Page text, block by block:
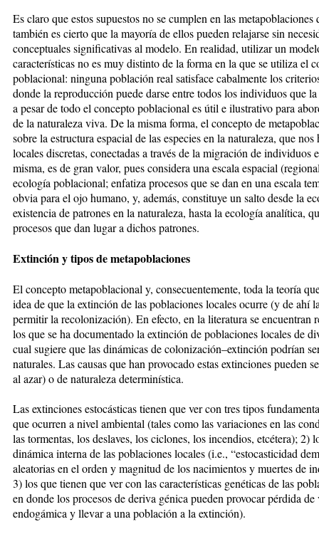
Es claro que estos supuestos no se cumplen en las
también es cierto que la mayoría de ellos pueden relajarse sin
conceptuales significativas al modelo. En realidad, utilizar un
características no es muy distinto de la forma en la que se utiliza el
poblacional: ninguna población real satisface cabalmente los
donde la reproducción puede darse entre todos los individuos que
a pesar de todo el concepto poblacional es útil e ilustrativo para
de la naturaleza viva. De la misma forma, el concepto de
sobre la estructura espacial de las especies en la naturaleza, que
locales discretas, conectadas a través de la migración de individuos
misma, es de gran valor, pues considera una escala espacial
ecología poblacional; enfatiza procesos que se dan en una escala
obvia para el ojo humano, y, además, constituye un salto desde la
existencia de patrones en la naturaleza, hasta la ecología analítica,
procesos que dan lugar a dichos patrones.
Extinción y tipos de metapoblaciones
El concepto metapoblacional y, consecuentemente, toda la teoría
idea de que la extinción de las poblaciones locales ocurre (y de ahí
permitir la recolonización). En efecto, en la literatura se encuentran
los que se ha documentado la extinción de poblaciones locales de
cual sugiere que las dinámicas de colonización–extinción podrían
naturales. Las causas que han provocado estas extinciones pueden
al azar) o de naturaleza determinística.
Las extinciones estocásticas tienen que ver con tres tipos
que ocurren a nivel ambiental (tales como las variaciones en las
las tormentas, los deslaves, los ciclones, los incendios, etcétera); 2)
dinámica interna de las poblaciones locales (i.e., “estocasticidad
aleatorias en el orden y magnitud de los nacimientos y muertes de
3) los que tienen que ver con las características genéticas de las
en donde los procesos de deriva génica pueden provocar pérdida
endogámica y llevar a una población a la extinción).